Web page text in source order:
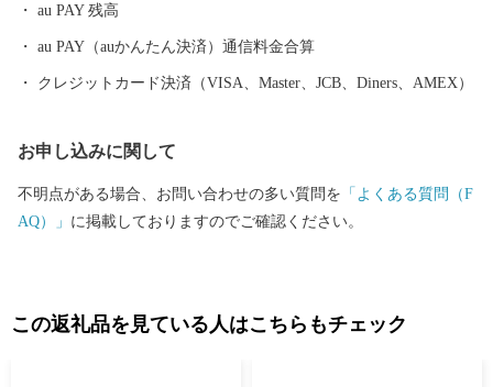
au PAY 残高
au PAY（auかんたん決済）通信料金合算
クレジットカード決済（VISA、Master、JCB、Diners、AMEX）
お申し込みに関して
不明点がある場合、お問い合わせの多い質問を 「よくある質問（F
AQ）」 に掲載しておりますのでご確認ください。
この返礼品を見ている人はこちらもチェック